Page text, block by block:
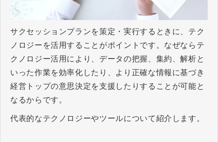
サクセッションプランを策定・実行するときに、テク
ノロジーを活用することがポイントです。なぜならテ
クノロジー活用により、データの把握、集約、解析と
いった作業を効率化したり、より正確な情報に基づき
経営トップの意思決定を支援したりすることが可能と
なるからです。
代表的なテクノロジーやツールについて紹介します。